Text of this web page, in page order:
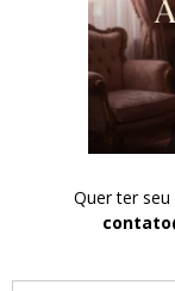
Quer ter seu